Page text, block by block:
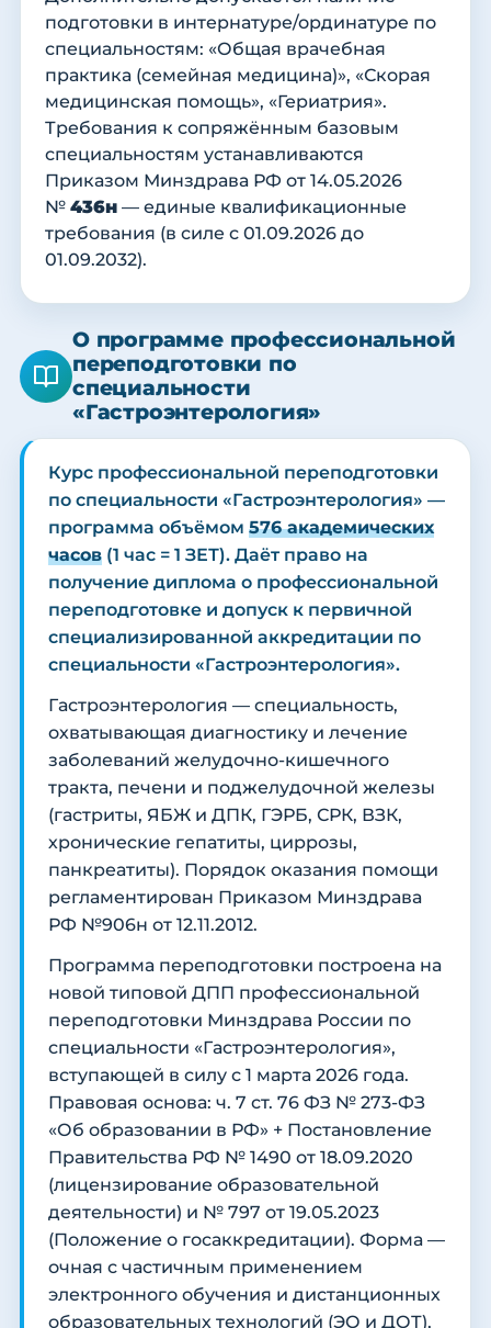
подготовки в интернатуре/ординатуре по
специальностям: «Общая врачебная
практика (семейная медицина)», «Скорая
медицинская помощь», «Гериатрия».
Требования к сопряжённым базовым
специальностям устанавливаются
Приказом Минздрава РФ от 14.05.2026
№ 436н — единые квалификационные
требования (в силе с 01.09.2026 до
01.09.2032).
О программе профессиональной
переподготовки по
специальности
«Гастроэнтерология»
Курс профессиональной переподготовки
по специальности «Гастроэнтерология» —
программа объёмом 576 академических
часов (1 час = 1 ЗЕТ). Даёт право на
получение диплома о профессиональной
переподготовке и допуск к первичной
специализированной аккредитации по
специальности «Гастроэнтерология».
Гастроэнтерология — специальность,
охватывающая диагностику и лечение
заболеваний желудочно-кишечного
тракта, печени и поджелудочной железы
(гастриты, ЯБЖ и ДПК, ГЭРБ, СРК, ВЗК,
хронические гепатиты, циррозы,
панкреатиты). Порядок оказания помощи
регламентирован Приказом Минздрава
РФ №906н от 12.11.2012.
Программа переподготовки построена на
новой типовой ДПП профессиональной
переподготовки Минздрава России по
специальности «Гастроэнтерология»,
вступающей в силу с 1 марта 2026 года.
Правовая основа: ч. 7 ст. 76 ФЗ № 273-ФЗ
«Об образовании в РФ» + Постановление
Правительства РФ № 1490 от 18.09.2020
(лицензирование образовательной
деятельности) и № 797 от 19.05.2023
(Положение о госаккредитации). Форма —
очная с частичным применением
электронного обучения и дистанционных
образовательных технологий (ЭО и ДОТ),